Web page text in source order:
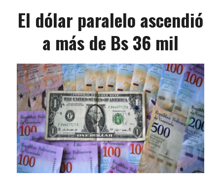
El dólar paralelo ascendió
a más de Bs 36 mil